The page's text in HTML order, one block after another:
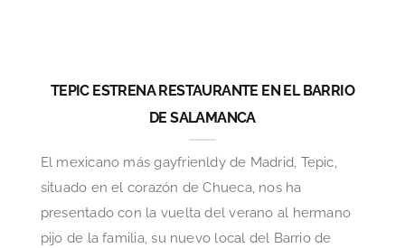
TEPIC ESTRENA RESTAURANTE EN EL BARRIO
DE SALAMANCA
El mexicano más gayfrienldy de Madrid, Tepic,
situado en el corazón de Chueca, nos ha
presentado con la vuelta del verano al hermano
pijo de la familia, su nuevo local del Barrio de